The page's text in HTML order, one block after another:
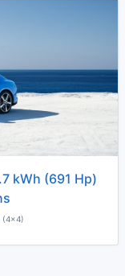
kWh (691 Hp)
(4x4)